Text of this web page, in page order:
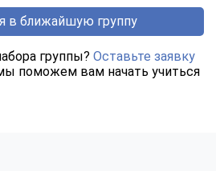
в ближайшую группу
группы? Оставьте заявку
поможем вам начать учиться